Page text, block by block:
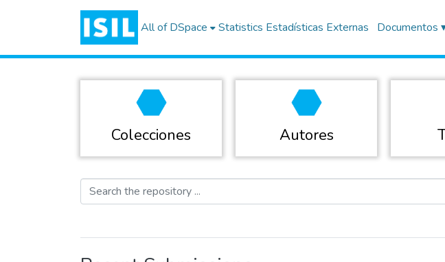
All of DSpace Statistics Estadísticas Externas Documentos
Colecciones Autores